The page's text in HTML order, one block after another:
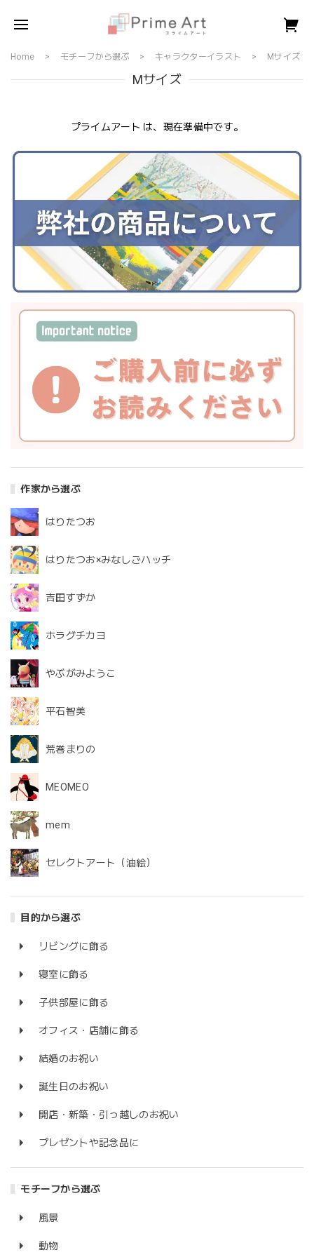
作家から選ぶ
はりたつお
はりたつお×みなしごハッチ
吉田すずか
ホラグチカヨ
やぶがみようこ
平石智美
荒巻まりの
MEOMEO
mem
セレクトアート（油絵）
目的から選ぶ
リビングに飾る
寝室に飾る
子供部屋に飾る
オフィス・店舗に飾る
結婚のお祝い
誕生日のお祝い
開店・新築・引っ越しのお祝い
プレゼントや記念品に
モチーフから選ぶ
風景
動物
Home モチーフから選ぶ キャラクターイラスト Mサイズ
Mサイズ
プライムアート は、現在準備中です。